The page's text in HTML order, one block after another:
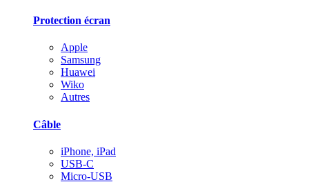
Protection écran
Apple
Samsung
Huawei
Wiko
Autres
Câble
iPhone, iPad
USB-C
Micro-USB